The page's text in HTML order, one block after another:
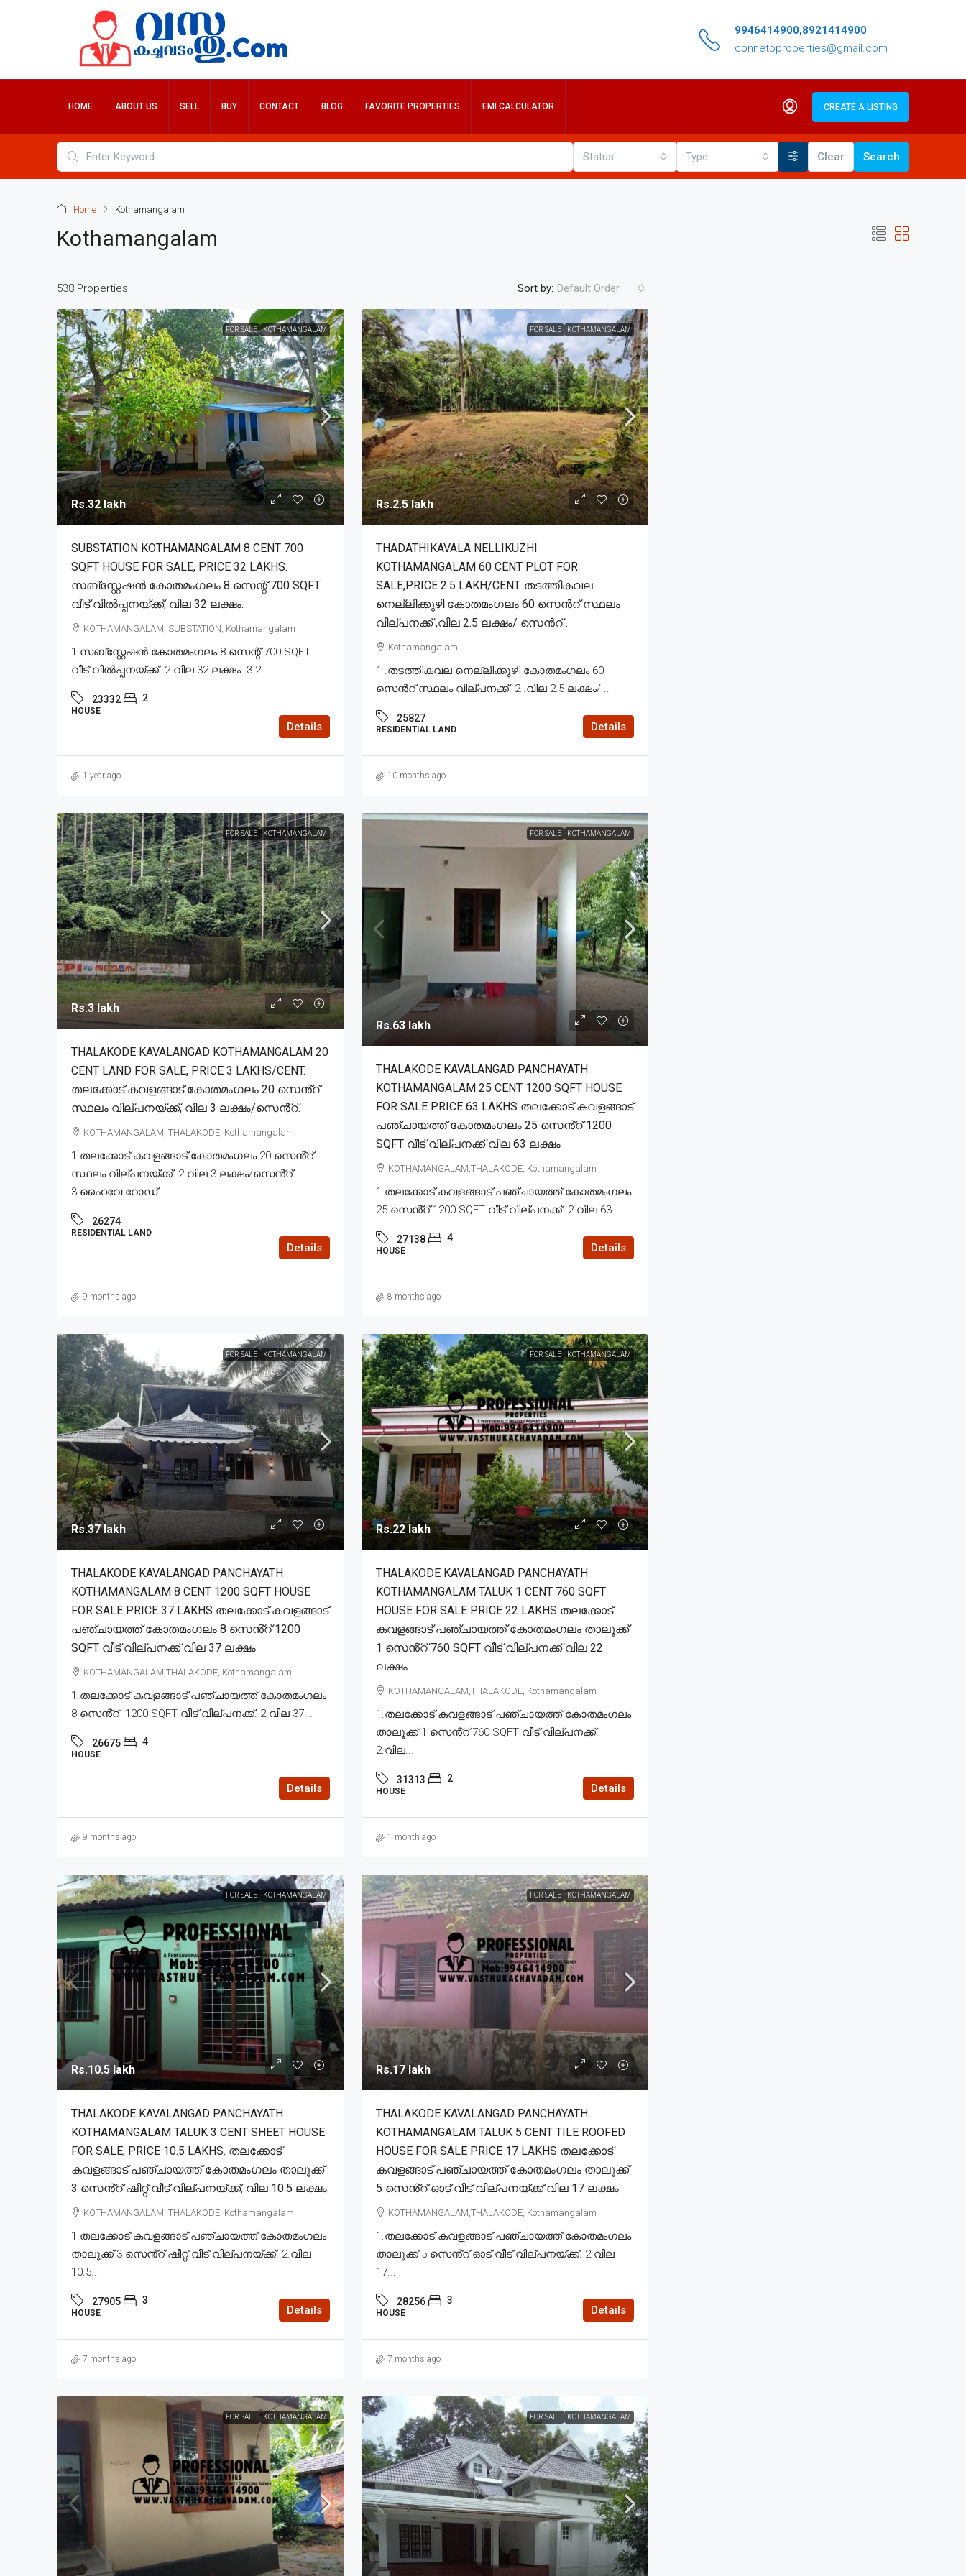
9946414900,8921414900
connetpproperties@gmail.com
HOME ABOUT US SELL BUY CONTACT BLOG FAVORITE PROPERTIES EMI CALCULATOR CREATE A LISTING
Status Type Clear Search
Home Kothamangalam
Kothamangalam
538 Properties Sort by: Default Order
FOR SALE KOTHAMANGALAM
Rs.32 lakh
SUBSTATION KOTHAMANGALAM 8 CENT 700
SQFT HOUSE FOR SALE, PRICE 32 LAKHS.
സബ്സ്റ്റേഷൻ കോതമംഗലം 8 സെന്റ് 700 SQFT
വീട് വിൽപ്പനയ്ക്ക്, വില 32 ലക്ഷം.
KOTHAMANGALAM, SUBSTATION, Kothamangalam
1.സബ്സ്റ്റേഷൻ കോതമംഗലം 8 സെന്റ് 700 SQFT
വീട് വിൽപ്പനയ്ക്ക്. 2.വില 32 ലക്ഷം. 3.2...
23332 2
HOUSE
Details
1 year ago
FOR SALE KOTHAMANGALAM
Rs.2.5 lakh
THADATHIKAVALA NELLIKUZHI
KOTHAMANGALAM 60 CENT PLOT FOR
SALE,PRICE 2.5 LAKH/CENT. തടത്തികവല
നെല്ലിക്കുഴി കോതമംഗലം 60 സെൻറ് സ്ഥലം
വില്പനക്ക് ,വില 2.5 ലക്ഷം/ സെൻറ് .
Kothamangalam
1 .തടത്തികവല നെല്ലിക്കുഴി കോതമംഗലം 60
സെൻറ് സ്ഥലം വില്പനക്ക്. 2 .വില 2.5 ലക്ഷം/...
25827
RESIDENTIAL LAND Details
10 months ago
FOR SALE KOTHAMANGALAM
Rs.3 lakh
THALAKODE KAVALANGAD KOTHAMANGALAM 20
CENT LAND FOR SALE, PRICE 3 LAKHS/CENT.
തലക്കോട് കവളങ്ങാട് കോതമംഗലം 20 സെൻ്റ്
സ്ഥലം വില്പനയ്ക്ക്, വില 3 ലക്ഷം/സെൻ്റ്.
KOTHAMANGALAM, THALAKODE, Kothamangalam
1.തലക്കോട് കവളങ്ങാട് കോതമംഗലം 20 സെൻ്റ്
സ്ഥലം വില്പനയ്ക്ക്. 2.വില 3 ലക്ഷം/സെൻ്റ്.
3.ഹൈവേ റോഡ്...
26274
RESIDENTIAL LAND
Details
9 months ago
FOR SALE KOTHAMANGALAM
Rs.63 lakh
THALAKODE KAVALANGAD PANCHAYATH
KOTHAMANGALAM 25 CENT 1200 SQFT HOUSE
FOR SALE PRICE 63 LAKHS തലക്കോട് കവളങ്ങാട്
പഞ്ചായത്ത് കോതമംഗലം 25 സെൻ്റ് 1200
SQFT വീട് വില്പനക്ക് വില 63 ലക്ഷം
KOTHAMANGALAM,THALAKODE, Kothamangalam
1.തലക്കോട് കവളങ്ങാട് പഞ്ചായത്ത് കോതമംഗലം
25 സെൻ്റ് 1200 SQFT വീട് വില്പനക്ക്. 2.വില 63...
27138 4
HOUSE Details
8 months ago
FOR SALE KOTHAMANGALAM
Rs.37 lakh
THALAKODE KAVALANGAD PANCHAYATH
KOTHAMANGALAM 8 CENT 1200 SQFT HOUSE
FOR SALE PRICE 37 LAKHS തലക്കോട് കവളങ്ങാട്
പഞ്ചായത്ത് കോതമംഗലം 8 സെൻ്റ് 1200
SQFT വീട് വില്പനക്ക് വില 37 ലക്ഷം
KOTHAMANGALAM,THALAKODE, Kothamangalam
1.തലക്കോട് കവളങ്ങാട് പഞ്ചായത്ത് കോതമംഗലം
8 സെൻ്റ് 1200 SQFT വീട് വില്പനക്ക്. 2.വില 37...
26675 4
HOUSE
Details
9 months ago
FOR SALE KOTHAMANGALAM
Rs.22 lakh
THALAKODE KAVALANGAD PANCHAYATH
KOTHAMANGALAM TALUK 1 CENT 760 SQFT
HOUSE FOR SALE PRICE 22 LAKHS തലക്കോട്
കവളങ്ങാട് പഞ്ചായത്ത് കോതമംഗലം താലൂക്ക്
1 സെൻ്റ് 760 SQFT വീട് വില്പനക്ക് വില 22
ലക്ഷം
KOTHAMANGALAM,THALAKODE, Kothamangalam
1.തലക്കോട് കവളങ്ങാട് പഞ്ചായത്ത് കോതമംഗലം
താലൂക്ക് 1 സെൻ്റ് 760 SQFT വീട് വില്പനക്ക്.
2.വില...
31313 2
HOUSE Details
1 month ago
FOR SALE KOTHAMANGALAM
Rs.10.5 lakh
THALAKODE KAVALANGAD PANCHAYATH
KOTHAMANGALAM TALUK 3 CENT SHEET HOUSE
FOR SALE, PRICE 10.5 LAKHS. തലക്കോട്
കവളങ്ങാട് പഞ്ചായത്ത് കോതമംഗലം താലൂക്ക്
3 സെൻ്റ് ഷീറ്റ് വീട് വില്പനയ്ക്ക്, വില 10.5 ലക്ഷം.
KOTHAMANGALAM, THALAKODE, Kothamangalam
1.തലക്കോട് കവളങ്ങാട് പഞ്ചായത്ത് കോതമംഗലം
താലൂക്ക് 3 സെൻ്റ് ഷീറ്റ് വീട് വില്പനയ്ക്ക്. 2.വില
10.5...
27905 3
HOUSE Details
7 months ago
FOR SALE KOTHAMANGALAM
Rs.17 lakh
THALAKODE KAVALANGAD PANCHAYATH
KOTHAMANGALAM TALUK 5 CENT TILE ROOFED
HOUSE FOR SALE PRICE 17 LAKHS തലക്കോട്
കവളങ്ങാട് പഞ്ചായത്ത് കോതമംഗലം താലൂക്ക്
5 സെൻ്റ് ഓട് വീട് വില്പനയ്ക്ക് വില 17 ലക്ഷം
KOTHAMANGALAM,THALAKODE, Kothamangalam
1.തലക്കോട് കവളങ്ങാട് പഞ്ചായത്ത് കോതമംഗലം
താലൂക്ക് 5 സെൻ്റ് ഓട് വീട് വില്പനയ്ക്ക്. 2.വില
17...
28256 3
HOUSE Details
7 months ago
FOR SALE KOTHAMANGALAM FOR SALE KOTHAMANGALAM